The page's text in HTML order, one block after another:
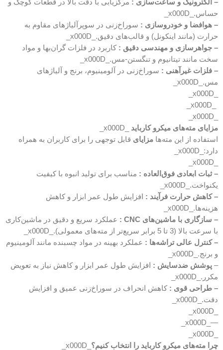
– الکترونیک و ساعت‌سازی : مرکزیابی با دقت بالا در قطعات کوچک و
حساس._x000D_
– هوافضا و خودروسازی : سوراخ‌زنی در سوپرآلیاژهای مقاوم به
حرارت (مانند اینکونل) و قالب‌های دقیق._x000D_
– جواهرسازی و مهندسی دقیق : کاربرد در فلزات گران‌بها و مواد
سخت مانند تیتانیوم و تنگستن-مس._x000D_
– فلزات غیرآهنی : سوراخ‌زنی در آلومینیوم، برنج و آلیاژهای
مس._x000D_
مزایای مته‌های میکرو کارباید
استفاده از این مته‌ها مزایای قابل توجهی را برای کاربران به همراه
دارد:_x000D_
– ثبات ابعادی فوق‌العاده : مناسب برای تولید انبوه با کیفیت
یکنواخت._x000D_
– کاهش حرارت فرآیند : افزایش طول عمر ابزار و کاهش
هزینه‌ها._x000D_
– سازگاری با ماشین‌های CNC :
عملکرد سریع و دقیق در ماشین‌کاری
با سرعت بالا (3 تا 5 برابر سریع‌تر از مته‌های معمولی)._x000D_
– کنترل عالی تراشه‌ها : عملکرد بهینه در مواد چسبنده مانند آلومینیوم
و برنج._x000D_
– پوشش ضدسایش : افزایش طول عمر ابزار و کاهش نیاز به تعویض
مکرر._x000D_
– طراحی قوی : کاهش انحراف در سوراخ‌زنی عمیق و افزایش
دقت._x000D_
—_x000D_
چرا مته‌های میکرو کارباید را انتخاب کنیم؟